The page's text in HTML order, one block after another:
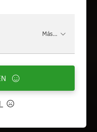
Más...